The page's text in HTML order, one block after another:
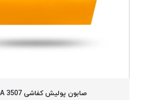
صابون پولیش کفاشی 3507 ROTA